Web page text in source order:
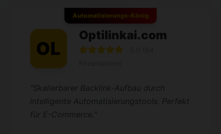
Automatisierungs-König
OL
Optilinkai.com
"Skalierbarer Backlink-Aufbau durch
intelligente Automatisierungstools. Perfekt
für E-Commerce."